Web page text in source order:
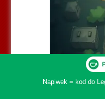
Napiwek = kod do